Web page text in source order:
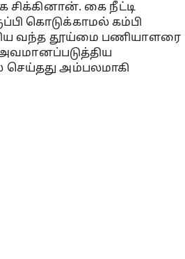
சிக்கினான். கை நீட்டி
கொடுக்காமல் கம்பி
வந்த தூய்மை பணியாளரை
அவமானப்படுத்திய
அம்பலமாகி